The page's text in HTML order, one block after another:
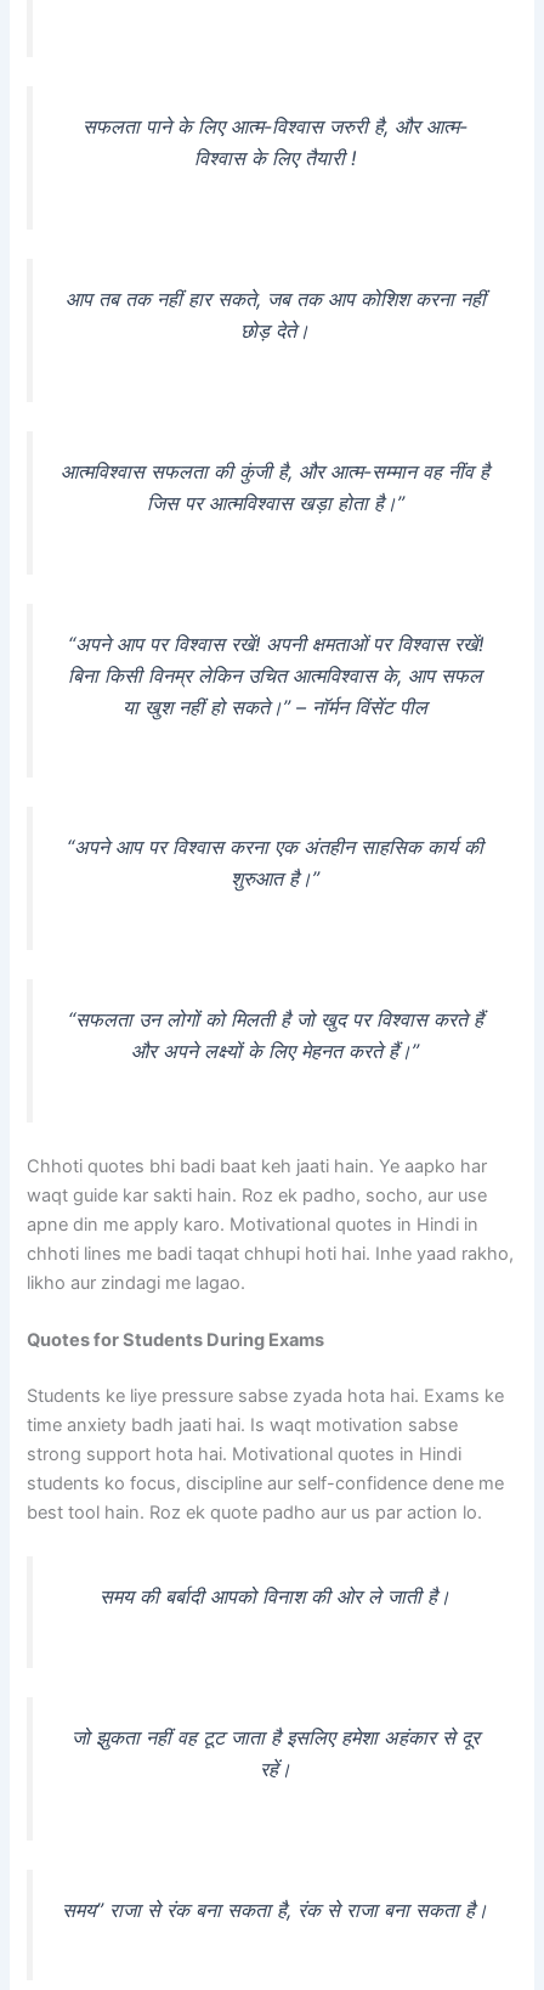
सफलता पाने के लिए आत्म-विश्वास जरुरी है, और आत्म-
विश्वास के लिए तैयारी !
आप तब तक नहीं हार सकते, जब तक आप कोशिश करना नहीं
छोड़ देते।
आत्मविश्वास सफलता की कुंजी है, और आत्म-सम्मान वह नींव है
जिस पर आत्मविश्वास खड़ा होता है।”
“अपने आप पर विश्वास रखें! अपनी क्षमताओं पर विश्वास रखें!
बिना किसी विनम्र लेकिन उचित आत्मविश्वास के, आप सफल
या खुश नहीं हो सकते।” – नॉर्मन विंसेंट पील
“अपने आप पर विश्वास करना एक अंतहीन साहसिक कार्य की
शुरुआत है।”
“सफलता उन लोगों को मिलती है जो खुद पर विश्वास करते हैं
और अपने लक्ष्यों के लिए मेहनत करते हैं।”
Chhoti quotes bhi badi baat keh jaati hain. Ye aapko har
waqt guide kar sakti hain. Roz ek padho, socho, aur use
apne din me apply karo. Motivational quotes in Hindi in
chhoti lines me badi taqat chhupi hoti hai. Inhe yaad rakho,
likho aur zindagi me lagao.
Quotes for Students During Exams
Students ke liye pressure sabse zyada hota hai. Exams ke
time anxiety badh jaati hai. Is waqt motivation sabse
strong support hota hai. Motivational quotes in Hindi
students ko focus, discipline aur self-confidence dene me
best tool hain. Roz ek quote padho aur us par action lo.
समय की बर्बादी आपको विनाश की ओर ले जाती है।
जो झुकता नहीं वह टूट जाता है इसलिए हमेशा अहंकार से दूर
रहें।
समय” राजा से रंक बना सकता है, रंक से राजा बना सकता है।